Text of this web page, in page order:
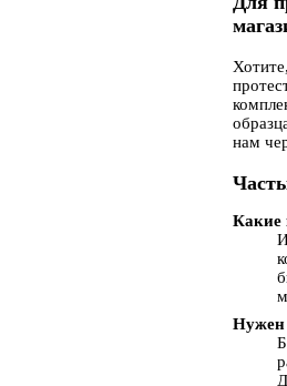
нам
Какие
Нужен